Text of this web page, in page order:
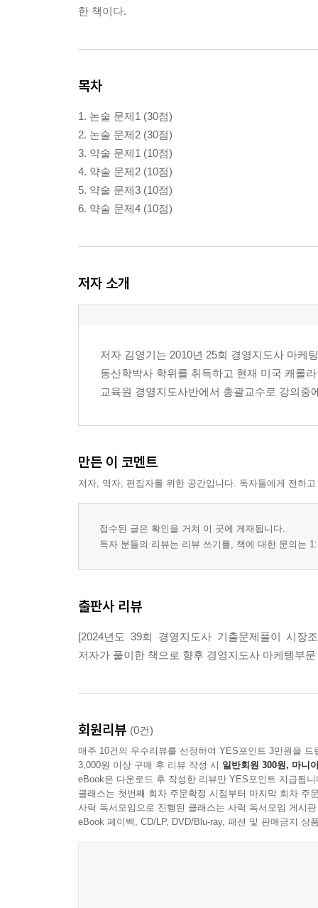
한 책이다.
목차
1. 논술 문제1 (30점)
2. 논술 문제2 (30점)
3. 약술 문제1 (10점)
4. 약술 문제2 (10점)
5. 약술 문제3 (10점)
6. 약술 문제4 (10점)
저자 소개
저자 김영기는 2010년 25회 경영지도사 마케
동산학박사 학위를 취득하고 현재 미국 캐롤
교육원 경영지도사반에서 총괄교수로 강의중
만든 이 코멘트
저자, 역자, 편집자를 위한 공간입니다. 독자들에게 전하
접수된 글은 확인을 거쳐 이 곳에 게재됩니다.
독자 분들의 리뷰는 리뷰 쓰기를, 책에 대한 문의는
출판사 리뷰
[2024년도 39회 경영지도사 기출문제풀이 시장
저자가 풀이한 책으로 향후 경영지도사 마케텡부
회원리뷰 (0건)
매주 10건의 우수리뷰를 선정하여 YES포인트 3만원을 드
3,000원 이상 구매 후 리뷰 작성 시 일반회원 300원, 마니
eBook은 다운로드 후 작성한 리뷰만 YES포인트 지급됩니
클래스는 첫번째 회차 주문확정 시점부터 마지막 회차 주
사락 독서모임으로 진행된 클래스는 사락 독서모임 게시
eBook 페이백, CD/LP, DVD/Blu-ray, 패션 및 판매금지 상